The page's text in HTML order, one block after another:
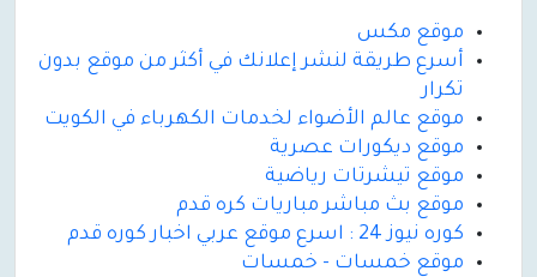
موقع مكس
أسرع طريقة لنشر إعلانك في أكثر من موقع بدون
تكرار
موقع عالم الأضواء لخدمات الكهرباء في الكويت
موقع ديكورات عصرية
موقع تيشرتات رياضية
موقع بث مباشر مباريات كره قدم
كوره نيوز 24 : اسرع موقع عربي اخبار كوره قدم
موقع خمسات - خمسات